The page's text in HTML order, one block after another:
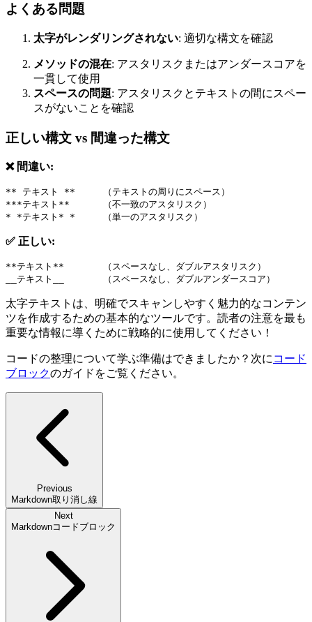
よくある問題
太字がレンダリングされない: 適切な構文を確認
メソッドの混在: アスタリスクまたはアンダースコアを
一貫して使用
スペースの問題: アスタリスクとテキストの間にスペー
スがないことを確認
正しい構文 vs 間違った構文
❌ 間違い:
** テキスト **     （テキストの周りにスペース）
***テキスト**      （不一致のアスタリスク）
* *テキスト* *     （単一のアスタリスク）
✅ 正しい:
**テキスト**       （スペースなし、ダブルアスタリスク）
__テキスト__       （スペースなし、ダブルアンダースコア）
太字テキストは、明確でスキャンしやすく魅力的なコンテン
ツを作成するための基本的なツールです。読者の注意を最も
重要な情報に導くために戦略的に使用してください！
コードの整理について学ぶ準備はできましたか？次に コード
ブロックのガイドをご覧ください。
Previous
Markdown取り消し線
Next
Markdownコードブロック